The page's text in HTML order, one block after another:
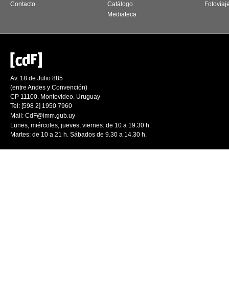
Contacto
Catálogo
Mediateca
Av. 18 de Julio 885
(entre Andes y Convención)
CP 11100. Montevideo. Uruguay
Tel: [598 2] 1950 7960
Mail: CdF@imm.gub.uy
Lunes, miércoles, jueves, viernes: de 10 a 19.30 h.
Martes: de 10 a 21 h. Sábados de 9.30 a 14.30 h.